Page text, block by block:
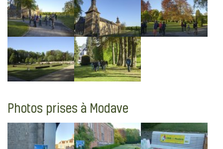
Photos prises à Modave